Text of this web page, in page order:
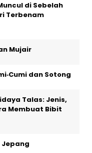
di Sebelah
Terbenam
Mujair
dan Sotong
Talas: Jenis,
Membuat Bibit
Jepang